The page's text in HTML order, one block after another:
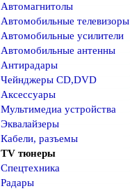
Автомагнитолы
Автомобильные телевизоры
Автомобильные усилители
Автомобильные антенны
Антирадары
Чейнджеры CD,DVD
Аксессуары
Мультимедиа устройства
Эквалайзеры
Кабели, разъемы
TV тюнеры
Спецтехника
Радары